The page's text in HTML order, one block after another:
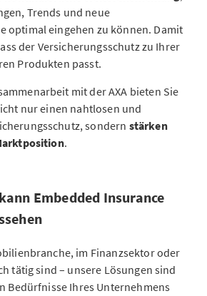
Trends und neue
optimal eingehen zu können. Damit
der Versicherungsschutz zu Ihrer
Produkten passt.
mit der AXA bieten Sie
nur einen nahtlosen und
sondern stärken
.
Embedded Insurance
im Finanzsektor oder
tätig sind – unsere Lösungen sind
Bedürfnisse Ihres Unternehmens